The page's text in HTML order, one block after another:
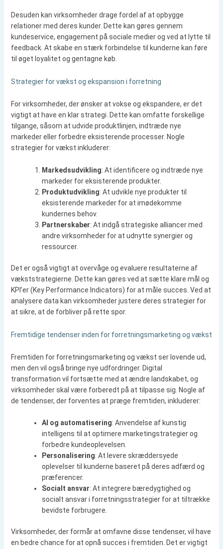
Desuden kan virksomheder drage fordel af at opbygge
relationer med deres kunder. Dette kan gøres gennem
kundeservice, engagement på sociale medier og ved at lytte til
feedback. At skabe en stærk forbindelse til kunderne kan føre
til øget loyalitet og gentagne køb.
Strategier for vækst og ekspansion i forretning
For virksomheder, der ønsker at vokse og ekspandere, er det
vigtigt at have en klar strategi. Dette kan omfatte forskellige
tilgange, såsom at udvide produktlinjen, indtræde nye
markeder eller forbedre eksisterende processer. Nogle
strategier for vækst inkluderer:
Markedsudvikling: At identificere og indtræde nye
markeder for eksisterende produkter.
Produktudvikling: At udvikle nye produkter til
eksisterende markeder for at imødekomme
kundernes behov.
Partnerskaber: At indgå strategiske alliancer med
andre virksomheder for at udnytte synergier og
ressourcer.
Det er også vigtigt at overvåge og evaluere resultaterne af
vækststrategierne. Dette kan gøres ved at sætte klare mål og
KPI’er (Key Performance Indicators) for at måle succes. Ved at
analysere data kan virksomheder justere deres strategier for
at sikre, at de forbliver på rette spor.
Fremtidige tendenser inden for forretningsmarketing og vækst
Fremtiden for forretningsmarketing og vækst ser lovende ud,
men den vil også bringe nye udfordringer. Digital
transformation vil fortsætte med at ændre landskabet, og
virksomheder skal være forberedt på at tilpasse sig. Nogle af
de tendenser, der forventes at præge fremtiden, inkluderer:
AI og automatisering: Anvendelse af kunstig
intelligens til at optimere marketingstrategier og
forbedre kundeoplevelsen.
Personalisering: At levere skræddersyede
oplevelser til kunderne baseret på deres adfærd og
præferencer.
Socialt ansvar: At integrere bæredygtighed og
socialt ansvar i forretningsstrategier for at tiltrække
bevidste forbrugere.
Virksomheder, der formår at omfavne disse tendenser, vil have
en bedre chance for at opnå succes i fremtiden. Det er vigtigt